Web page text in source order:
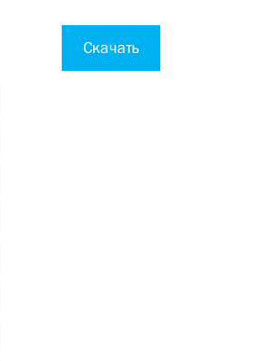
Скачать